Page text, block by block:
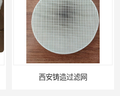
西安铸造过滤网